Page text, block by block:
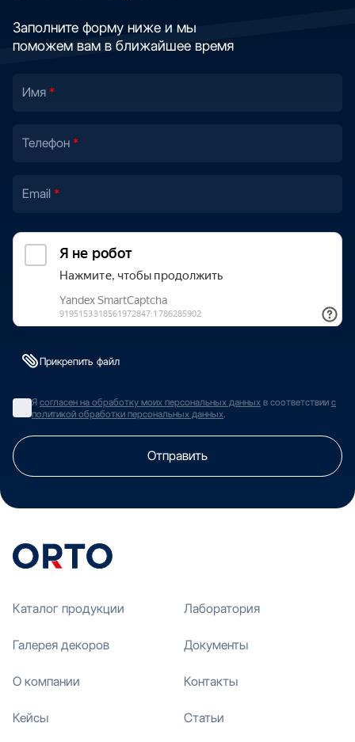
Заполните форму ниже и мы
поможем вам в ближайшее время
Имя
Телефон
Email
Прикрепить файл
Я согласен на обработку моих персональных данных в соответствии с
политикой обработки персональных данных.
Отправить
Каталог продукции
Галерея декоров
О компании
Кейсы
Лаборатория
Документы
Контакты
Статьи